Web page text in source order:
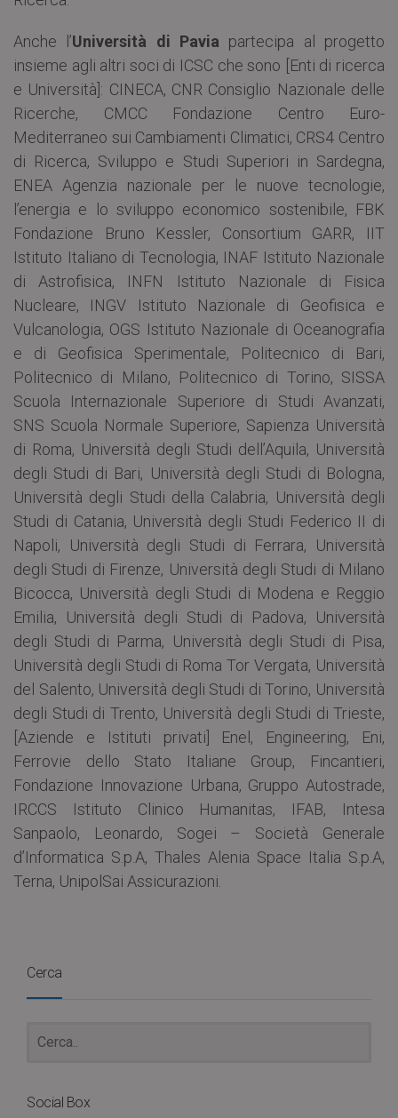
Anche l’Università di Pavia partecipa al progetto
insieme agli altri soci di ICSC che sono [Enti di ricerca
e Università]: CINECA, CNR Consiglio Nazionale delle
Ricerche, CMCC Fondazione Centro Euro-
Mediterraneo sui Cambiamenti Climatici, CRS4 Centro
di Ricerca, Sviluppo e Studi Superiori in Sardegna,
ENEA Agenzia nazionale per le nuove tecnologie,
l’energia e lo sviluppo economico sostenibile, FBK
Fondazione Bruno Kessler, Consortium GARR, IIT
Istituto Italiano di Tecnologia, INAF Istituto Nazionale
di Astrofisica, INFN Istituto Nazionale di Fisica
Nucleare, INGV Istituto Nazionale di Geofisica e
Vulcanologia, OGS Istituto Nazionale di Oceanografia
e di Geofisica Sperimentale, Politecnico di Bari,
Politecnico di Milano, Politecnico di Torino, SISSA
Scuola Internazionale Superiore di Studi Avanzati,
SNS Scuola Normale Superiore, Sapienza Università
di Roma, Università degli Studi dell’Aquila, Università
degli Studi di Bari, Università degli Studi di Bologna,
Università degli Studi della Calabria, Università degli
Studi di Catania, Università degli Studi Federico II di
Napoli, Università degli Studi di Ferrara, Università
degli Studi di Firenze, Università degli Studi di Milano
Bicocca, Università degli Studi di Modena e Reggio
Emilia, Università degli Studi di Padova, Università
degli Studi di Parma, Università degli Studi di Pisa,
Università degli Studi di Roma Tor Vergata, Università
del Salento, Università degli Studi di Torino, Università
degli Studi di Trento, Università degli Studi di Trieste,
[Aziende e Istituti privati] Enel, Engineering, Eni,
Ferrovie dello Stato Italiane Group, Fincantieri,
Fondazione Innovazione Urbana, Gruppo Autostrade,
IRCCS Istituto Clinico Humanitas, IFAB, Intesa
Sanpaolo, Leonardo, Sogei – Società Generale
d’Informatica S.p.A, Thales Alenia Space Italia S.p.A,
Terna, UnipolSai Assicurazioni.
Cerca
Social Box